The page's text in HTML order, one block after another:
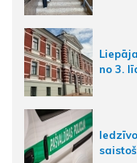
no 3.